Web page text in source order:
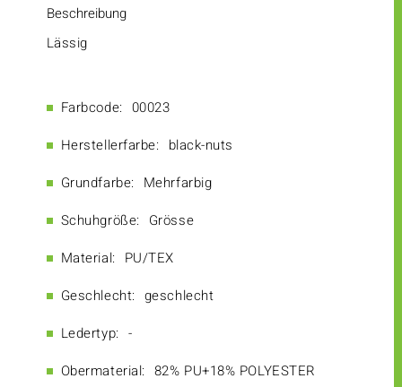
Beschreibung
Lässig
Farbcode: 00023
Herstellerfarbe: black-nuts
Grundfarbe: Mehrfarbig
Schuhgröße: Grösse
Material: PU/TEX
Geschlecht: geschlecht
Ledertyp: -
Obermaterial: 82% PU+18% POLYESTER